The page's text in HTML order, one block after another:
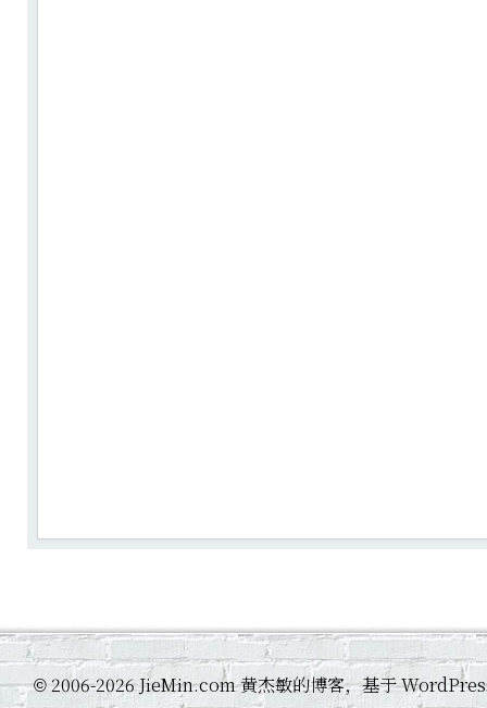
©2006-2026 JieMin.com 黄杰敏的博客，基于